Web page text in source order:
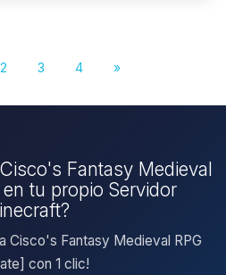
2 3 4 »
Fantasy Medieval
tu propio Servidor
Cisco's Fantasy Medieval RPG
con 1 clic!